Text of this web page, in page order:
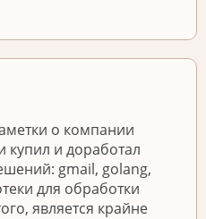
о компании
купил и доработал
gmail, golang,
для обработки
является крайне